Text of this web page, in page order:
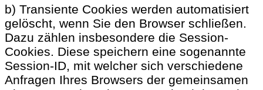
b) Transiente Cookies werden automatisiert
gelöscht, wenn Sie den Browser schließen.
Dazu zählen insbesondere die Session-
Cookies. Diese speichern eine sogenannte
Session-ID, mit welcher sich verschiedene
Anfragen Ihres Browsers der gemeinsamen